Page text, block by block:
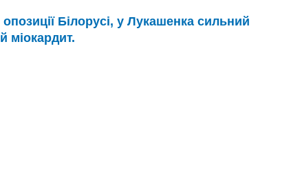
Білорусі, у Лукашенка сильний
міокардит.